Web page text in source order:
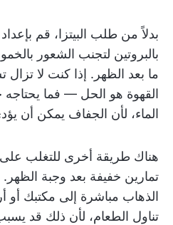
بدلاً من طلب البيتزا، قم
بالبروتين لتجنب الشعور
ما بعد الظهر. إذا كنت لا تزال
القهوة هو الحل — فما
الماء، لأن الجفاف يمكن أن
هناك طريقة أخرى للتغلب
تمارين خفيفة بعد وجبة
الذهاب مباشرة إلى مكتبك أو
تناول الطعام، لأن ذلك قد